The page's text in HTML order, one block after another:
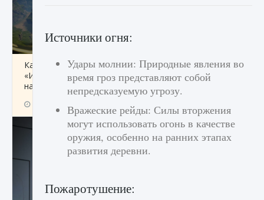
Как исправить ошибку Palworld EPalworld
«Идет сохранение мира — Невозможно
начать сохранение данных мира»
2 711
Источники огня:
Удары молнии: Природные явления во
время гроз представляют собой
непредсказуемую угрозу.
Вражеские рейды: Силы вторжения
могут использовать огонь в качестве
оружия, особенно на ранних этапах
развития деревни.
Пожаротушение: